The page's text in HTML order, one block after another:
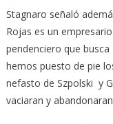
Stagnaro señaló
Rojas es un
pendenciero que
hemos puesto de pie
nefasto de Szpolski y
vaciaran y